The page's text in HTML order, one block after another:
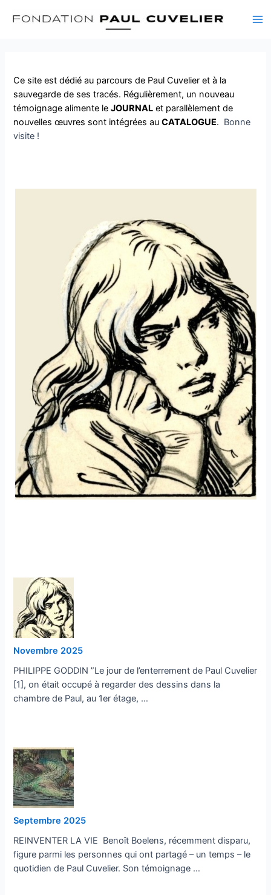
Ce site est dédié au parcours de Paul Cuvelier et à la
sauvegarde de ses tracés. Régulièrement, un nouveau
témoignage alimente leJOURNAL et parallèlement de
nouvelles œuvres sont intégrées auCATALOGUE. Bonne
visite !
Novembre 2025
PHILIPPE GODDIN ”Le jour de l’enterrement de Paul Cuvelier
[1], on était occupé à regarder des dessins dans la
chambre de Paul, au 1er étage, …
Septembre 2025
REINVENTER LA VIE Benoît Boelens, récemment disparu,
figure parmi les personnes qui ont partagé – un temps – le
quotidien de Paul Cuvelier. Son témoignage …